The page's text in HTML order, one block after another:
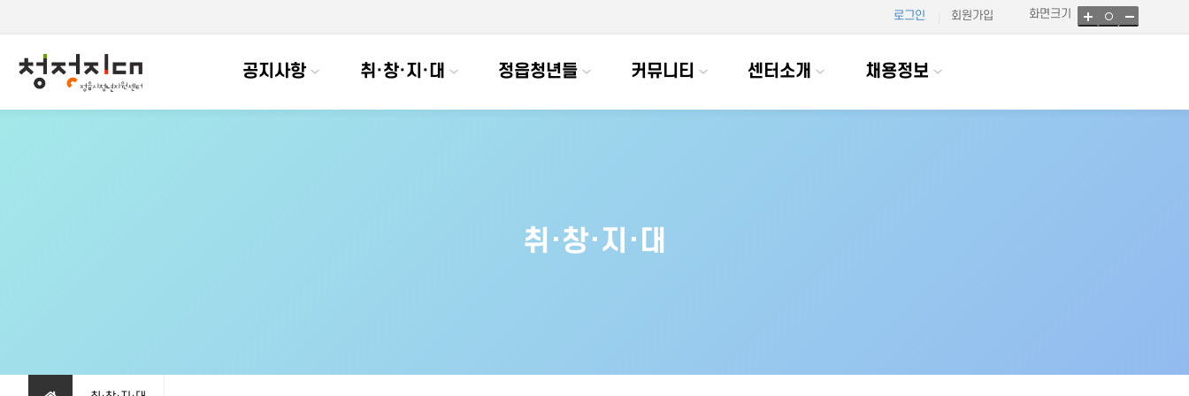
로그인 회원가입 화면크기
공지사항 취·창·지·대 정읍청년들 커뮤니티 센터소개 채용정보
취·창·지·대